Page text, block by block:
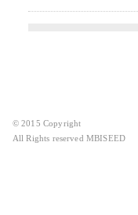
© 2015 Copyright
All Rights reserved MBISEED